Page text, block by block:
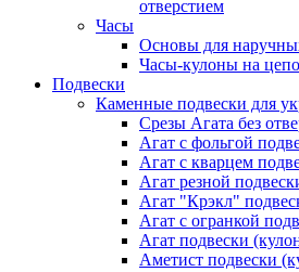
отверстием
Часы
Основы для
Часы-кулоны на
Подвески
Каменные подвески для
Срезы Агата без
Агат с фольгой
Агат с кварцем
Агат резной
Агат "Крэкл"
Агат с огранкой
Агат подвески
Аметист подвески